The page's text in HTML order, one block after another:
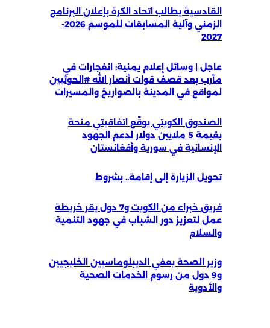
القادسية يطالب اتحاد الكرة بإعلان البرنامج
الزمني وآلية المسابقات للموسم 2026-
2027
عاجل | وسائل إعلام يمنية: انفجارات في
مأرب بعد قصف قوات أنصار الله #الحوثيين
لمواقع في المدينة بالصواريخ والمسيرات
الصندوق الكويتي يوقّع اتفاقيتي منحة
بقيمة 5 ملايين دولار لدعم الجهود
الإنسانية في سورية وأفغانستان
تحويل الزيارة إلى إقامة.. بشروط
فريق خبراء من الكويت و7 دول يقر خريطة
عمل لتعزيز دور الشباب في جهود التنمية
والسلام
وزير الصحة يعفي الديبلوماسيين الخليجيين
و9 دول من رسوم الخدمات الصحية
والأدوية